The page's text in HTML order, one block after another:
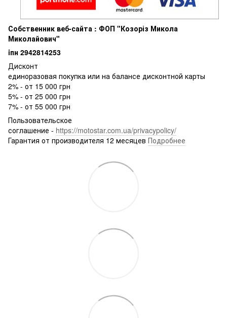
Собственник веб-сайта : ФОП "Козоріз Микола
Миколайович"
iпн 2942814253
Дисконт
единоразовая покупка или на балансе дисконтной карты
2% - от 15 000 грн
5% - от 25 000 грн
7% - от 55 000 грн
Пользовательское
соглашение - https://motostar.com.ua/privacypolicy/
Гарантия от производителя 12 месяцев Подробнее